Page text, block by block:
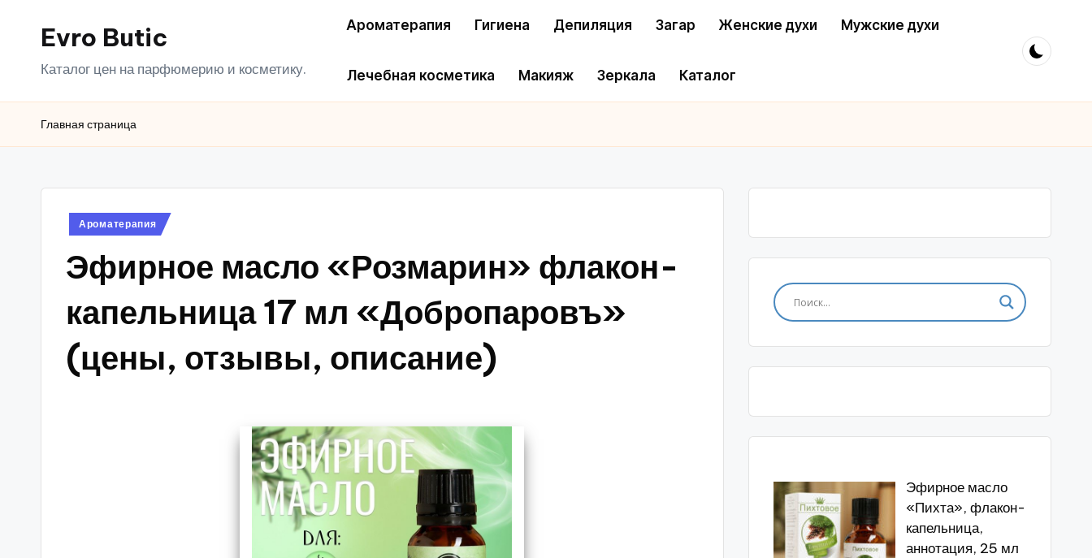
ПерейтиEvro Butic
Каталог цен на парфюмерию и косметику.
Ароматерапия Гигиена Депиляция Загар Женские духи Мужские духи
Лечебная косметика Макияж Зеркала Каталог
Главная страница
Опубликовано
Ароматерапия
Эфирное масло «Розмарин» флакон-
капельница 17 мл «Добропаровъ»
(цены, отзывы, описание)
Эфирное масло
«Пихта», флакон-
капельница,
аннотация, 25 мл